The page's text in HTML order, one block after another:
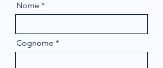
Nome
Cognome